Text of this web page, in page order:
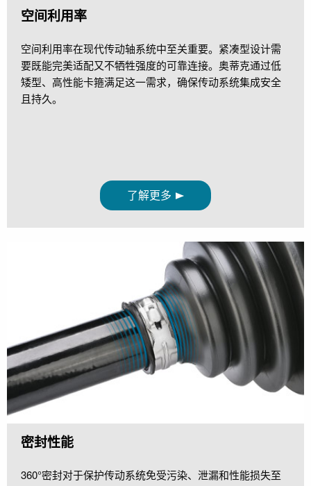
空间利用率
空间利用率在现代传动轴系统中至关重要。紧凑型设计需
要既能完美适配又不牺牲强度的可靠连接。奥蒂克通过低
矮型、高性能卡箍满足这一需求，确保传动系统集成安全
且持久。
了解更多
密封性能
360°密封对于保护传动系统免受污染、泄漏和性能损失至